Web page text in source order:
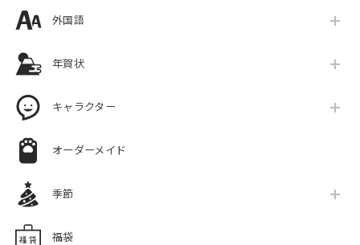
外国語
年賀状
キャラクター
オーダーメイド
季節
福袋